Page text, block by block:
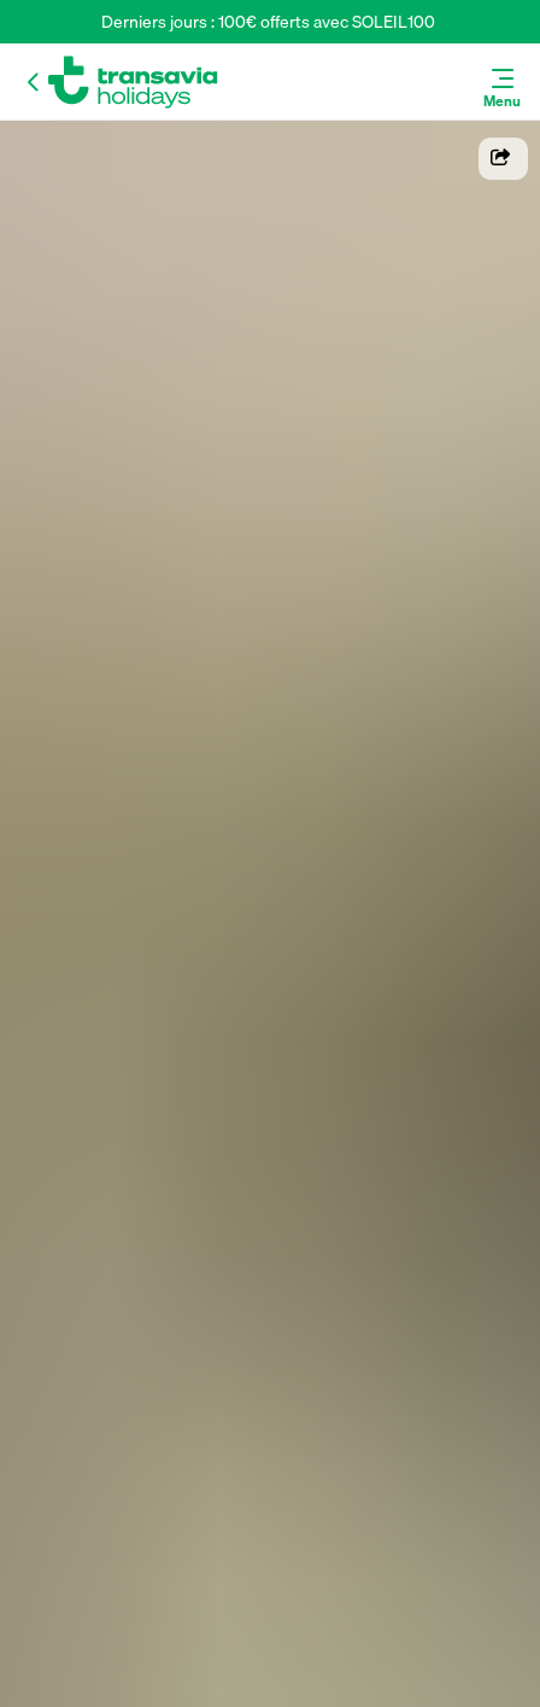
Derniers jours : 100€ offerts avec SOLEIL100
Menu